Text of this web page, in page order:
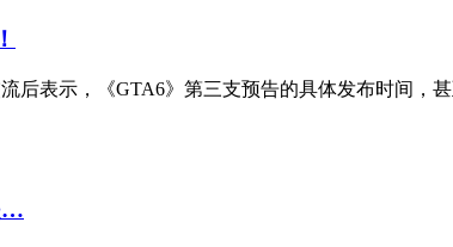
流后表示，《GTA6》第三支预告的具体发布时间，
…